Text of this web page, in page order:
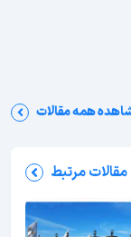
همه مقالات
مقالات مرتبط